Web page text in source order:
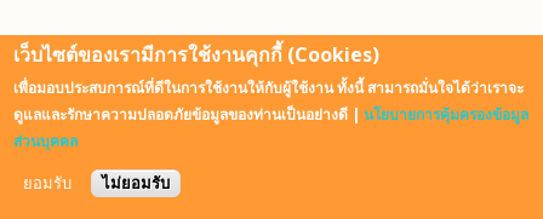
เว็บไซต์ของเรามีการใช้งานคุกกี้ (Cookies)
เพื่อมอบประสบการณ์ที่ดีในการใช้งานให้กับผู้ใช้งาน ทั้งนี้ สามารถมั่นใจได้ว่าเราจะ
ดูแลและรักษาความปลอดภัยข้อมูลของท่านเป็นอย่างดี |นโยบายการคุ้มครองข้อมูล
ส่วนบุคคล
ยอมรับ ไม่ยอมรับ